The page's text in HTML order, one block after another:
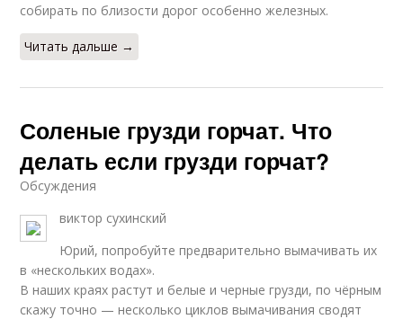
собирать по близости дорог особенно железных.
Читать дальше →
Соленые грузди горчат. Что
делать если грузди горчат?
Обсуждения
виктор сухинский
Юрий, попробуйте предварительно вымачивать их
в «нескольких водах».
В наших краях растут и белые и черные грузди, по чёрным
скажу точно — несколько циклов вымачивания сводят